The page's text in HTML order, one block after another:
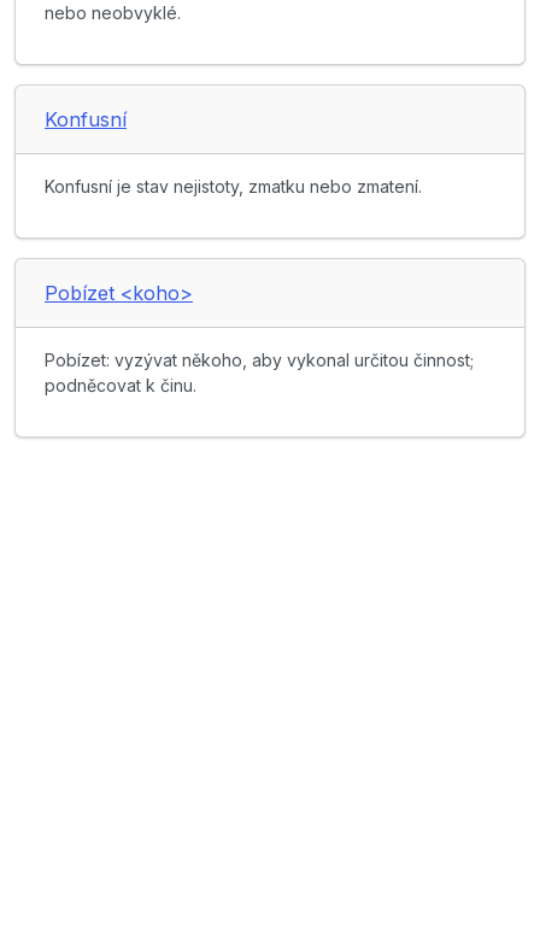
nebo neobvyklé.
Konfusní
Konfusní je stav nejistoty, zmatku nebo zmatení.
Pobízet <koho>
Pobízet: vyzývat někoho, aby vykonal určitou činnost;
podněcovat k činu.